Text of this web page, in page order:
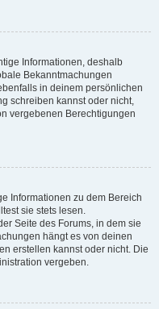
Informationen, deshalb
Bekanntmachungen
in deinem persönlichen
schreiben kannst oder nicht,
vergebenen Berechtigungen
Informationen zu dem Bereich
sie stets lesen.
Seite des Forums, in dem sie
hängt es von deinen
erstellen kannst oder nicht. Die
vergeben.